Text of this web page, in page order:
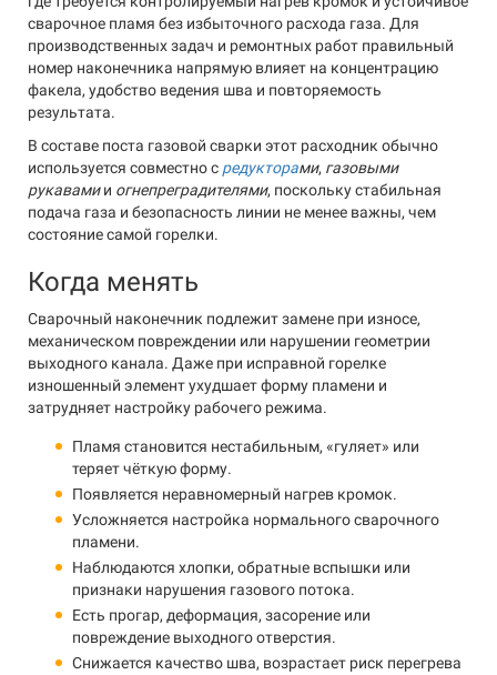
сварочное пламя без избыточного расхода газа. Для
производственных задач и ремонтных работ правильный
номер наконечника напрямую влияет на концентрацию
факела, удобство ведения шва и повторяемость
результата.
В составе поста газовой сварки этот расходник обычно
используется совместно с редукторами, газовыми
рукавамии огнепреградителями, поскольку стабильная
подача газа и безопасность линии не менее важны, чем
состояние самой горелки.
Когда менять
Сварочный наконечник подлежит замене при износе,
механическом повреждении или нарушении геометрии
выходного канала. Даже при исправной горелке
изношенный элемент ухудшает форму пламени и
затрудняет настройку рабочего режима.
Пламя становится нестабильным, «гуляет» или
теряет чёткую форму.
Появляется неравномерный нагрев кромок.
Усложняется настройка нормального сварочного
пламени.
Наблюдаются хлопки, обратные вспышки или
признаки нарушения газового потока.
Есть прогар, деформация, засорение или
повреждение выходного отверстия.
Снижается качество шва, возрастает риск перегрева